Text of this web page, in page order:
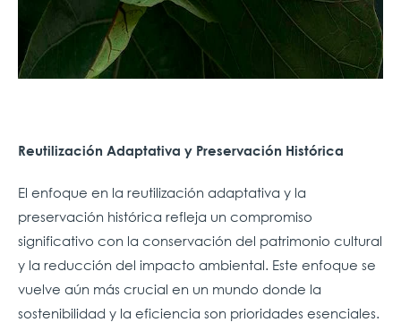
Reutilización Adaptativa y Preservación Histórica
El enfoque en la reutilización adaptativa y la
preservación histórica refleja un compromiso
significativo con la conservación del patrimonio cultural
y la reducción del impacto ambiental. Este enfoque se
vuelve aún más crucial en un mundo donde la
sostenibilidad y la eficiencia son prioridades esenciales.